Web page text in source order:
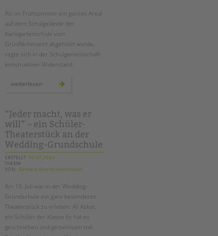
Als im Frühsommer ein ganzes Areal
auf dem Schulgelände der
Karlsgartenschule vom
Grünflächenamt abgeholzt wurde,
regte sich in der Schulgemeinschaft
konstruktiver Widerstand.
weiterlesen
unterschriftensammlung
für
mehr
grün
auf
dem
schulhof
“Jeder macht, was er
will” – ein Schüler-
Theaterstück an der
Wedding-Grundschule
ERSTELLT 16.07.2024
THEMA
VON
Barbara Brecht-Hadraschek
Am 10. Juli war in der Wedding-
Grundschule ein ganz besonderes
Theaterstück zu erleben: Ali Askar,
ein Schüler der Klasse 6c hat es
geschrieben und gemeinsam mit